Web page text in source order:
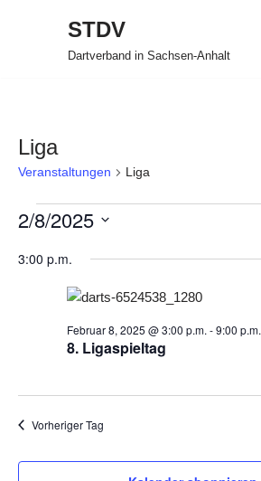
STDV
Dartverband in Sachsen-Anhalt
Liga
Veranstaltungen Liga
2/8/2025
wählen.
3:00 p.m.
8. Ligaspieltag
Februar 8, 2025 @ 3:00 p.m. -9:00 p.m.
Vorheriger Tag